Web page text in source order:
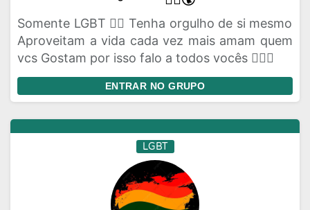
Somente LGBT 🏳️‍🌈 Tenha orgulho de si mesmo
Aproveitam a vida cada vez mais amam quem
vcs Gostam por isso falo a todos vocês 🏳️‍🌈💌
ENTRAR NO GRUPO
LGBT